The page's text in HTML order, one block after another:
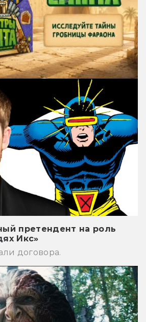
претендент на роль
Икс»
договора.